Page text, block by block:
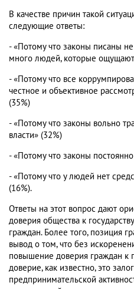
В качестве причин такой
следующие ответы:
- «Потому что законы писаны
много людей, которые
- «Потому что все
честное и объективное
(35%)
- «Потому что законы вольно
власти» (32%)
- «Потому что законы
- «Потому что у людей нет
(16%).
Ответы на этот вопрос дают
доверия общества к
граждан. Более того, позиция
вывод о том, что без
повышение доверия граждан к
доверие, как известно, это
предпринимательской